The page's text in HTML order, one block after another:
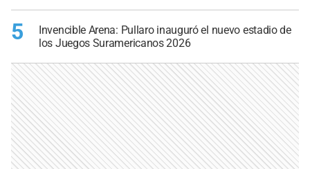
5
Invencible Arena: Pullaro inauguró el nuevo estadio de
los Juegos Suramericanos 2026